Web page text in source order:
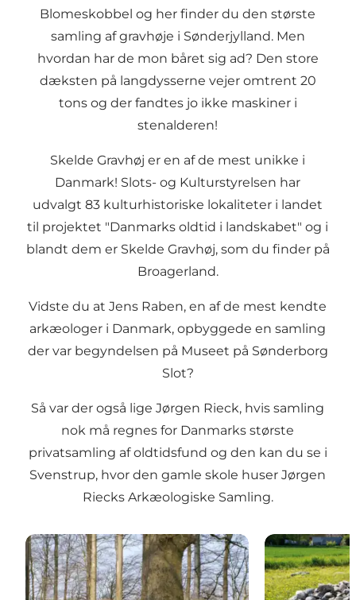
Blomeskobbel og her finder du den største
samling af gravhøje i Sønderjylland. Men
hvordan har de mon båret sig ad? Den store
dæksten på langdysserne vejer omtrent 20
tons og der fandtes jo ikke maskiner i
stenalderen!
Skelde Gravhøj er en af de mest unikke i
Danmark! Slots- og Kulturstyrelsen har
udvalgt 83 kulturhistoriske lokaliteter i landet
til projektet "Danmarks oldtid i landskabet" og i
blandt dem er Skelde Gravhøj, som du finder på
Broagerland.
Vidste du at Jens Raben, en af de mest kendte
arkæologer i Danmark, opbyggede en samling
der var begyndelsen på Museet på Sønderborg
Slot?
Så var der også lige Jørgen Rieck, hvis samling
nok må regnes for Danmarks største
privatsamling af oldtidsfund og den kan du se i
Svenstrup, hvor den gamle skole huserJørgen
Riecks Arkæologiske Samling.
Blomeskobbel Skelde